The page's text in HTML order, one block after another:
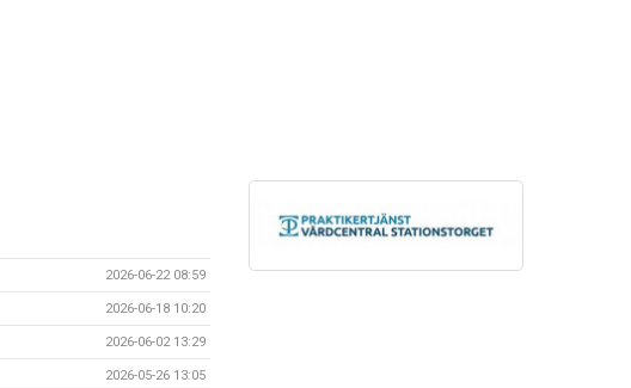
2026-06-22 08:59
2026-06-18 10:20
2026-06-02 13:29
2026-05-26 13:05